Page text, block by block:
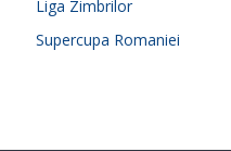
Liga Zimbrilor
Supercupa Romaniei